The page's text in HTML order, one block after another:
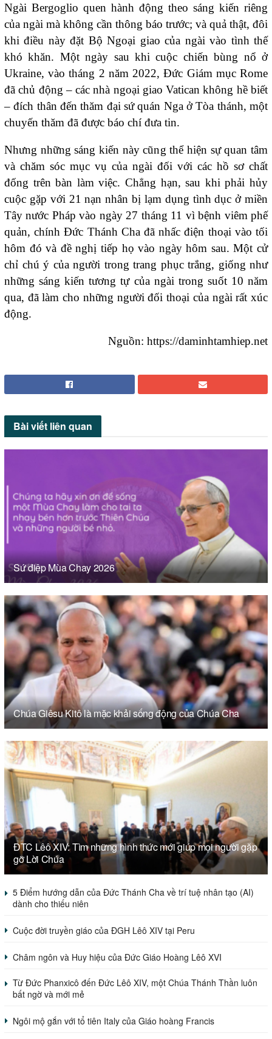
Ngài Bergoglio quen hành động theo sáng kiến riêng
của ngài mà không cần thông báo trước; và quả thật, đôi
khi điều này đặt Bộ Ngoại giao của ngài vào tình thế
khó khăn. Một ngày sau khi cuộc chiến bùng nổ ở
Ukraine, vào tháng 2 năm 2022, Đức Giám mục Rome
đã chủ động – các nhà ngoại giao Vatican không hề biết
– đích thân đến thăm đại sứ quán Nga ở Tòa thánh, một
chuyến thăm đã được báo chí đưa tin.
Nhưng những sáng kiến này cũng thể hiện sự quan tâm
và chăm sóc mục vụ của ngài đối với các hồ sơ chất
đống trên bàn làm việc. Chẳng hạn, sau khi phải hủy
cuộc gặp với 21 nạn nhân bị lạm dụng tình dục ở miền
Tây nước Pháp vào ngày 27 tháng 11 vì bệnh viêm phế
quản, chính Đức Thánh Cha đã nhấc điện thoại vào tối
hôm đó và đề nghị tiếp họ vào ngày hôm sau. Một cử
chỉ chú ý của người trong trang phục trắng, giống như
những sáng kiến tương tự của ngài trong suốt 10 năm
qua, đã làm cho những người đối thoại của ngài rất xúc
động.
Nguồn: https://daminhtamhiep.net
Bài viết liên quan
Sứ điệp Mùa Chay 2026
Chúa Giêsu Kitô là mặc khải sống động của Chúa Cha
ĐTC Lêô XIV: Tìm những hình thức mới giúp mọi người gặp
gỡ Lời Chúa
5 Điểm hướng dẫn của Đức Thánh Cha về trí tuệ nhân tạo (AI)
dành cho thiếu niên
Cuộc đời truyền giáo của ĐGH Lêô XIV tại Peru
Châm ngôn và Huy hiệu của Đức Giáo Hoàng Lêô XVI
Từ Đức Phanxicô đến Đức Lêô XIV, một Chúa Thánh Thần luôn
bất ngờ và mới mẻ
Ngôi mộ gắn với tổ tiên Italy của Giáo hoàng Francis